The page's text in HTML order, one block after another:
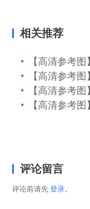
相关推荐
【高清参考图
【高清参考图
【高清参考图
【高清参考图
评论留言
评论前请先 登录。